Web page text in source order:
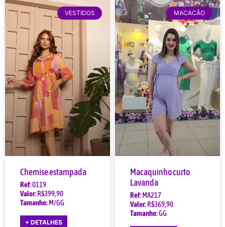
VESTIDOS
Chemise estampada
Ref:0119
Valor:R$399,90
Tamanho:M/GG
+ DETALHES
MACACÃO
Macaquinho curto
Lavanda
Ref:MA217
Valor:R$369,90
Tamanho:GG